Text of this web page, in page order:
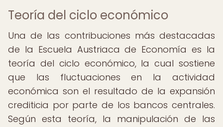
Teoría del ciclo económico
Una de las contribuciones más destacadas
de la Escuela Austriaca de Economía es la
teoría del ciclo económico, la cual sostiene
que las fluctuaciones en la actividad
económica son el resultado de la expansión
crediticia por parte de los bancos centrales.
Según esta teoría, la manipulación de las